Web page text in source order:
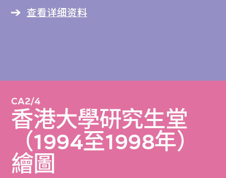
查看详细资料
CA2/4
香港大學研究生堂
（1994至1998年）
繪圖